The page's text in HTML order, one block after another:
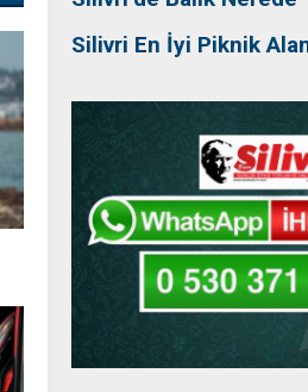
Silivri En İyi Piknik